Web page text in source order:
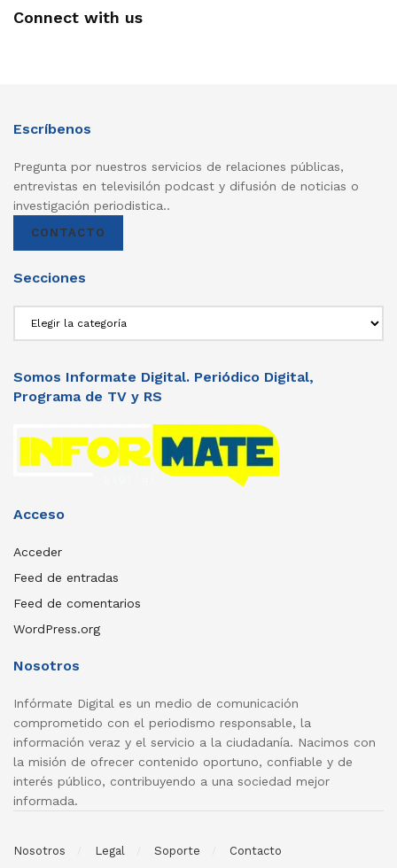
Connect with us
Escríbenos
Pregunta por nuestros servicios de relaciones públicas,
entrevistas en televisilón podcast y difusión de noticias o
investigación periodistica..
CONTACTO
Secciones
Somos Informate Digital. Periódico Digital,
Programa de TV y RS
Acceso
Acceder
Feed de entradas
Feed de comentarios
WordPress.org
Nosotros
Infórmate Digital es un medio de comunicación
comprometido con el periodismo responsable, la
información veraz y el servicio a la ciudadanía. Nacimos con
la misión de ofrecer contenido oportuno, confiable y de
interés público, contribuyendo a una sociedad mejor
informada.
Nosotros Legal Soporte Contacto